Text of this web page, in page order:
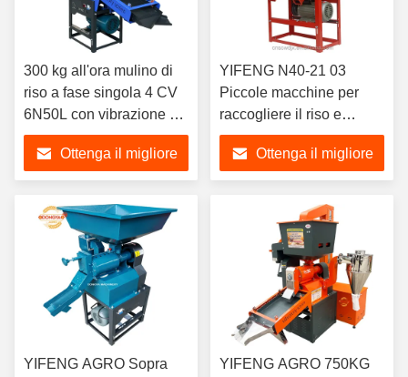
300 kg all'ora mulino di
riso a fase singola 4 CV
6N50L con vibrazione +
disinfettatore
Ottenga il migliore
YIFENG N40-21 03
Piccole macchine per
raccogliere il riso e
macchine per macinare i
cereali 2 in 1
Ottenga il migliore
YIFENG AGRO Sopra
YIFENG AGRO 750KG